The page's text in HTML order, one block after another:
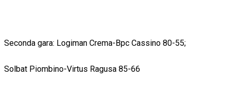
Seconda gara: Logiman Crema-Bpc Cassino 80-55;
Solbat Piombino-Virtus Ragusa 85-66